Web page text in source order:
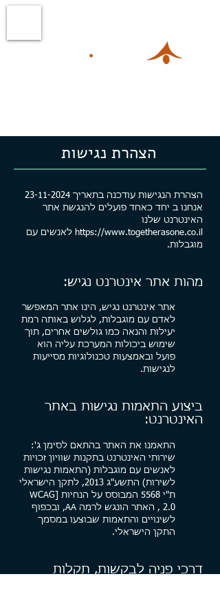
הצהרת נגישות
הצהרת הנגישות עודכנה בתאריך 23-11-2024
אנחנו ב יחד כאחד פועלים להנגשת אתר
האינטרנט שלנו
https://www.togetherasone.co.il לאנשים עם
מוגבלות.
מהות אתר אינטרנט נגיש:
אתר אינטרנט נגיש, הינו אתר המאפשר
לאדם עם מוגבלות, לגלוש באותה רמת
יעילות והנאה כמו גולשים אחרים, תוך
שימוש ביכולות המערכת עליה הוא
פועל ובאמצעות טכנולוגיות מסייעות
לנגישות.
ביצוע התאמות נגישות באתר
האינטרנט:
התאמנו את האתר בהתאם לסימן ג':
שירותי האינטרנט בתקנות שוויון זכויות
לאנשים עם מוגבלות (התאמות נגישות
לשירות) התשע"ג 2013, לתקן הישראלי
ת"י 5568 המבוסס על הנחיות [WCAG
2.0 , האתר הונגש לרמה AA, ובכפוף
לשינויים והתאמות שבוצעו במסמך
התקן הישראלי.
דרכי פניה לבקשות, תקלות